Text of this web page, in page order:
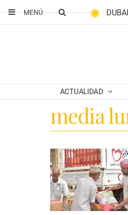
MENÚ
DUBAI
ACTUALIDAD
media